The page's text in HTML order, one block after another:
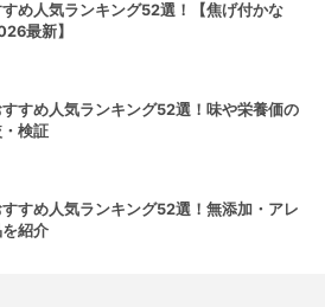
め人気ランキング52選！【焦げ付かな
最新】
すめ人気ランキング52選！味や栄養価の
検証
すすめ人気ランキング52選！無添加・アレ
紹介